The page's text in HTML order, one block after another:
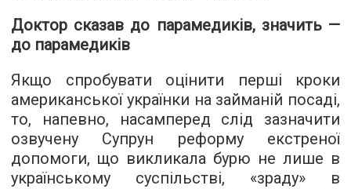
Доктор сказав до парамедиків, значить —
до парамедиків
Якщо спробувати оцінити перші кроки
американської українки на займаній посаді,
то, напевно, насамперед слід зазначити
озвучену Супрун реформу екстреної
допомоги, що викликала бурю не лише в
українському суспільстві, «зраду» в